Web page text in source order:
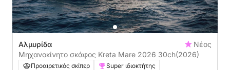
Αλμυρίδα
Νέος
Μηχανοκίνητο σκάφος Kreta Mare 2026 30ch(2026)
Προαιρετικός σκίπερ
Super ιδιοκτήτης